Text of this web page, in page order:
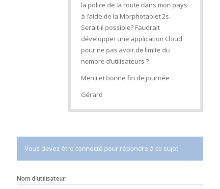
la police de la route dans mon pays
à l’aide de la Morphotablet 2s.
Serait-il possible? Faudrait
développer une application Cloud
pour ne pas avoir de limite du
nombre d’utilisateurs ?
Merci et bonne fin de journée
Gérard
Vous devez être connecté pour répondre à ce sujet.
Nom d'utilisateur: